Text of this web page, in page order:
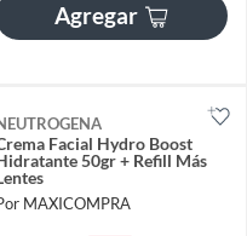
Agregar
Facial Hydro Boost
50gr + Refill Más
MAXICOMPRA